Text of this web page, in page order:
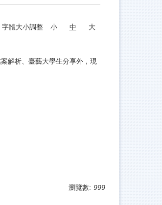
字體大小調整 小 中
大
解析、臺藝大學生分享外，現
瀏覽數: 999